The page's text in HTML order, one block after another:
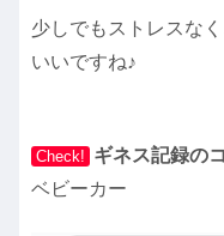
少しでもストレスな
いいですね♪
Check! ギネス記録の
ベビーカー